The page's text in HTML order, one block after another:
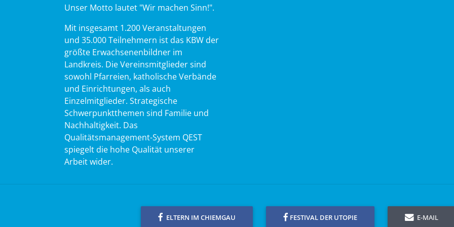
Unser Motto lautet "Wir machen Sinn!".
Mit insgesamt 1.200 Veranstaltungen
und 35.000 Teilnehmern ist das KBW der
größte Erwachsenenbildner im
Landkreis. Die Vereinsmitglieder sind
sowohl Pfarreien, katholische Verbände
und Einrichtungen, als auch
Einzelmitglieder. Strategische
Schwerpunktthemen sind Familie und
Nachhaltigkeit. Das
Qualitätsmanagement-System QEST
spiegelt die hohe Qualität unserer
Arbeit wider.
ELTERN IM CHIEMGAU FESTIVAL DER UTOPIE E-MAIL